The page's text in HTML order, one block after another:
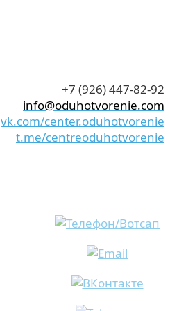
+7 (926) 447-82-92
info@oduhotvorenie.com
vk.com/center.oduhotvorenie
t.me/centreoduhotvorenie